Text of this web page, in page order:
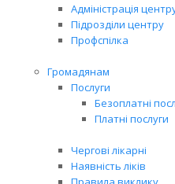
Адміністрація
Підрозділи центру
Профспілка
Громадянам
Послуги
Безоплатні
Платні послуги
Чергові лікарні
Наявність ліків